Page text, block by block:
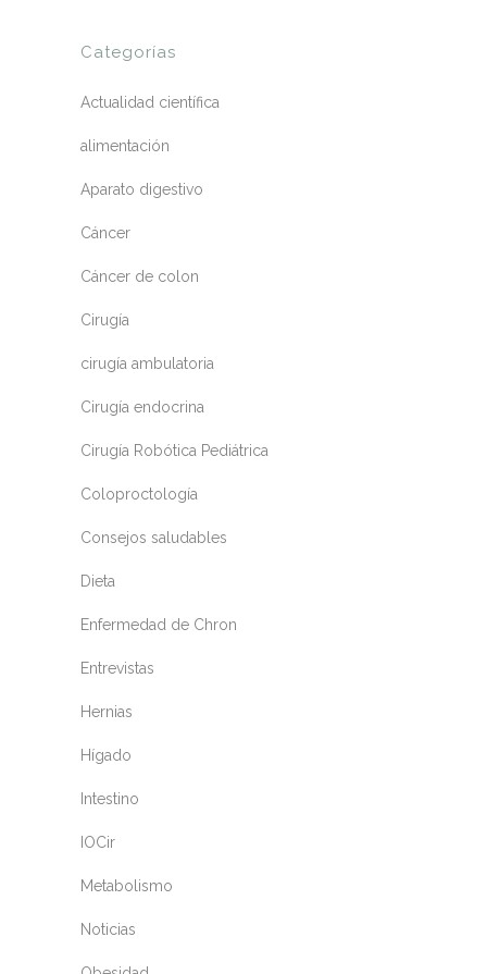
Categorías
Actualidad científica
alimentación
Aparato digestivo
Cáncer
Cáncer de colon
Cirugía
cirugía ambulatoria
Cirugía endocrina
Cirugía Robótica Pediátrica
Coloproctología
Consejos saludables
Dieta
Enfermedad de Chron
Entrevistas
Hernias
Hígado
Intestino
IOCir
Metabolismo
Noticias